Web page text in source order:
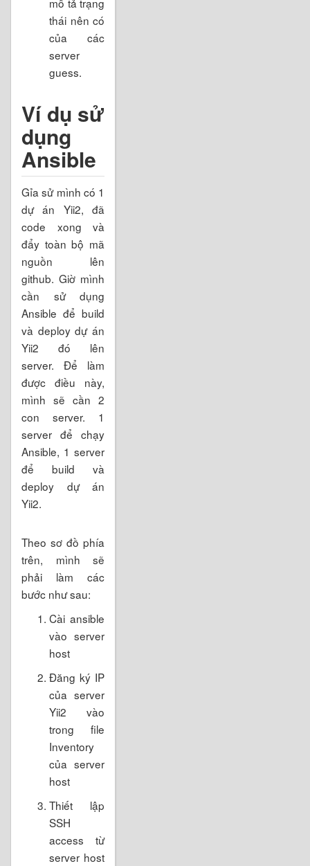
thái nên có
của các
server
guess.
Ví dụ sử
dụng
Ansible
Gỉa sử mình có 1
dự án Yii2, đã
code xong và
đẩy toàn bộ mã
nguồn lên
github. Giờ mình
cần sử dụng
Ansible để build
và deploy dự án
Yii2 đó lên
server. Để làm
được điều này,
mình sẽ cần 2
con server. 1
server để chạy
Ansible, 1 server
để build và
deploy dự án
Yii2.
Theo sơ đồ phía
trên, mình sẽ
phải làm các
bước như sau:
Cài ansible
vào server
host
Đăng ký IP
của server
Yii2 vào
trong file
Inventory
của server
host
Thiết lập
SSH
access từ
server host